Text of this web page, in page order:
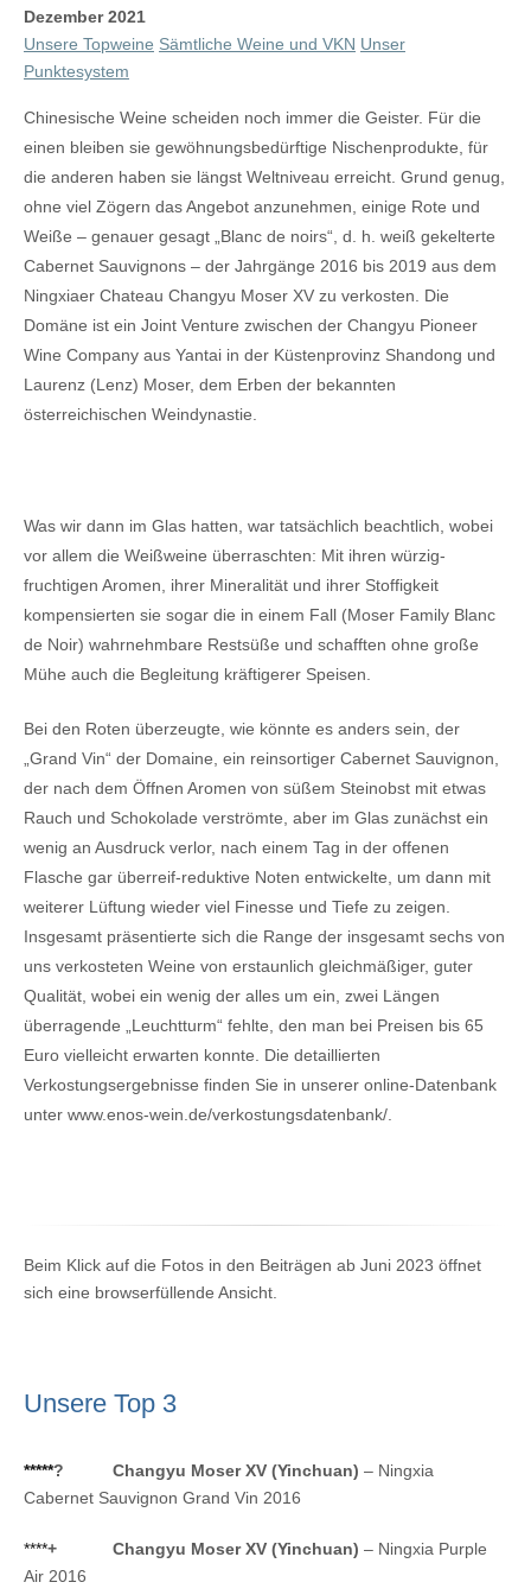
Dezember 2021
Unsere Topweine Sämtliche Weine und VKN Unser
Punktesystem
Chinesische Weine scheiden noch immer die Geister. Für die
einen bleiben sie gewöhnungsbedürftige Nischenprodukte, für
die anderen haben sie längst Weltniveau erreicht. Grund genug,
ohne viel Zögern das Angebot anzunehmen, einige Rote und
Weiße – genauer gesagt „Blanc de noirs“, d. h. weiß gekelterte
Cabernet Sauvignons – der Jahrgänge 2016 bis 2019 aus dem
Ningxiaer Chateau Changyu Moser XV zu verkosten. Die
Domäne ist ein Joint Venture zwischen der Changyu Pioneer
Wine Company aus Yantai in der Küstenprovinz Shandong und
Laurenz (Lenz) Moser, dem Erben der bekannten
österreichischen Weindynastie.
Was wir dann im Glas hatten, war tatsächlich beachtlich, wobei
vor allem die Weißweine überraschten: Mit ihren würzig-
fruchtigen Aromen, ihrer Mineralität und ihrer Stoffigkeit
kompensierten sie sogar die in einem Fall (Moser Family Blanc
de Noir) wahrnehmbare Restsüße und schafften ohne große
Mühe auch die Begleitung kräftigerer Speisen.
Bei den Roten überzeugte, wie könnte es anders sein, der
„Grand Vin“ der Domaine, ein reinsortiger Cabernet Sauvignon,
der nach dem Öffnen Aromen von süßem Steinobst mit etwas
Rauch und Schokolade verströmte, aber im Glas zunächst ein
wenig an Ausdruck verlor, nach einem Tag in der offenen
Flasche gar überreif-reduktive Noten entwickelte, um dann mit
weiterer Lüftung wieder viel Finesse und Tiefe zu zeigen.
Insgesamt präsentierte sich die Range der insgesamt sechs von
uns verkosteten Weine von erstaunlich gleichmäßiger, guter
Qualität, wobei ein wenig der alles um ein, zwei Längen
überragende „Leuchtturm“ fehlte, den man bei Preisen bis 65
Euro vielleicht erwarten konnte. Die detaillierten
Verkostungsergebnisse finden Sie in unserer online-Datenbank
unter www.enos-wein.de/verkostungsdatenbank/.
Beim Klick auf die Fotos in den Beiträgen ab Juni 2023 öffnet
sich eine browserfüllende Ansicht.
Unsere Top 3
*****? Changyu Moser XV (Yinchuan) – Ningxia
Cabernet Sauvignon Grand Vin 2016
****+ Changyu Moser XV (Yinchuan) – Ningxia Purple
Air 2016